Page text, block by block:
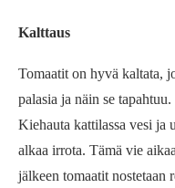
Kalttaus
Tomaatit on hyvä kaltata,
palasia ja näin se
Kiehauta kattilassa vesi ja
alkaa irrota. Tämä vie
jälkeen tomaatit nostetaan